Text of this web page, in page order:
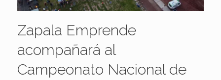
Zapala Emprende
acompañará al
Campeonato Nacional de